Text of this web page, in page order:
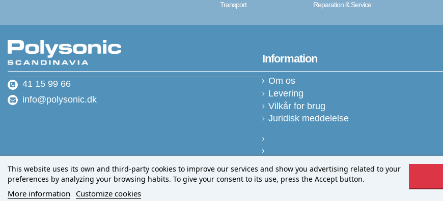
Transport Reparation & Service
41 15 99 66
info@polysonic.dk
Information
Om os
Levering
Vilkår for brug
Juridisk meddelelse
This website uses its own and third-party cookies to improve our services and show you advertising related to your
preferences by analyzing your browsing habits. To give your consent to its use, press the Accept button.
More information Customize cookies